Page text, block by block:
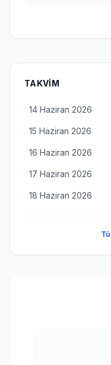
TAKVIM
14 Haziran 2026
15 Haziran 2026
16 Haziran 2026
17 Haziran 2026
18 Haziran 2026